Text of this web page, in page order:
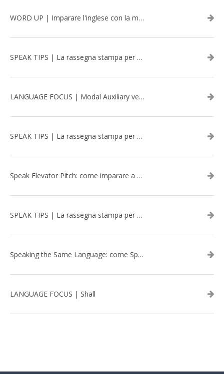
WORD UP | Imparare l'inglese con la musica: David Bowie
SPEAK TIPS | La rassegna stampa per migliorare l’inglese - aprile 2026
LANGUAGE FOCUS | Modal Auxiliary verbs in the past
SPEAK TIPS | La rassegna stampa per migliorare l’inglese - marzo 2026
Speak Elevator Pitch: come imparare a gestire una presentazione in inglese
SPEAK TIPS | La rassegna stampa per migliorare l’inglese - febbraio 2026
Speaking the Same Language: come Speak aiuta a rafforzare i team attraverso il Team Building in inglese
LANGUAGE FOCUS | Shall